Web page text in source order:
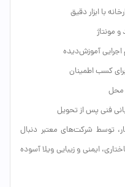
با ابزار دقیق
مونتاژ
آموزش‌دیده
کسب اطمینان
محل
فنی پس از تحویل
توسط شرکت‌های معتبر دنبال
ایمنی و زیبایی ویلا آسوده